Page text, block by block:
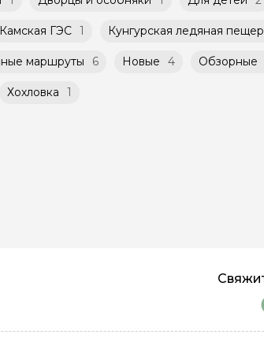
Камская ГЭС 1 Кунгурская ледяная
маршруты 6 Новые 4 Обзорные
Хохловка 1